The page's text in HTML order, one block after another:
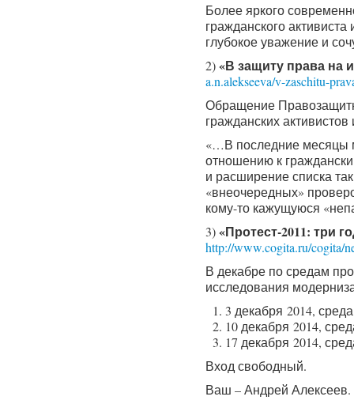
Более яркого
гражданского
глубокое уважение и
2)«В защиту права на
a.n.alekseeva/v-zaschitu-
Обращение
гражданских
«…В последние месяцы
отношению к
и расширение списка
«внеочередных»
кому-то кажущуюся
3)«Протест-2011: три
http://www.cogita.ru/cogita/
В декабре по средам
исследования
3 декабря 2014,
10 декабря 2014,
17 декабря 2014,
Вход свободный.
Ваш – Андрей Алексеев.